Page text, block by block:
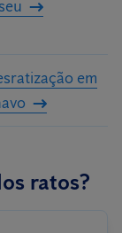
em
ratos?